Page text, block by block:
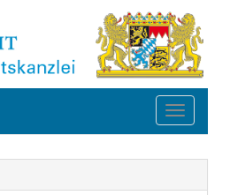
Toggle